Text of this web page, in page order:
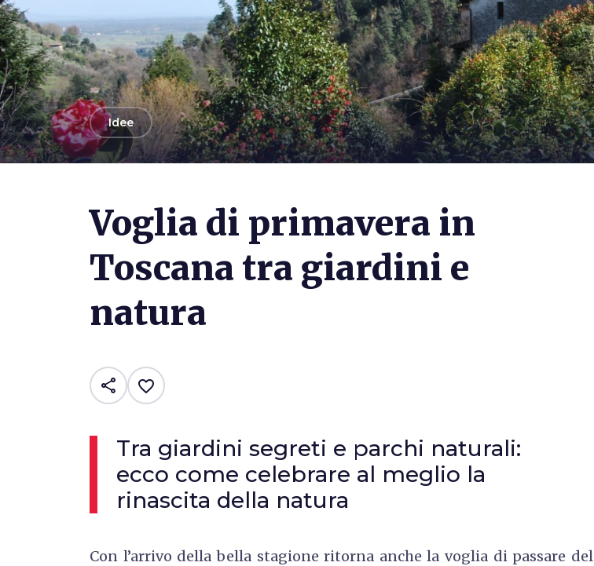
arrow_backIdee
Voglia di primavera in
Toscana tra giardini e
natura
share favorite_border
Tra giardini segreti e parchi naturali:
ecco come celebrare al meglio la
rinascita della natura
Con l’arrivo della bella stagione ritorna anche la voglia di passare del